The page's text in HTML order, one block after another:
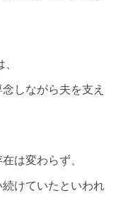
しながら夫を支え
は変わらず、
けていたといわれ